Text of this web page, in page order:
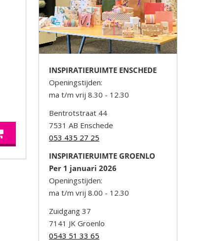
INSPIRATIERUIMTE ENSCHEDE
Openingstijden:
ma t/m vrij 8.30 - 12.30
Bentrotstraat 44
7531 AB Enschede
053 435 27 25
INSPIRATIERUIMTE GROENLO
Per 1 januari 2026
Openingstijden:
ma t/m vrij 8.00 - 12.30
Zuidgang 37
7141 JK Groenlo
0543 51 33 65